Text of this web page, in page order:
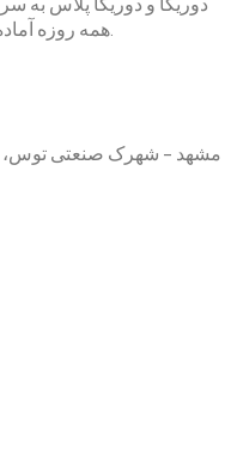
همه روزه آماده خدمت رسانی به هموطنان عزیز است.
مشهد - شهرک صنعتی توس،